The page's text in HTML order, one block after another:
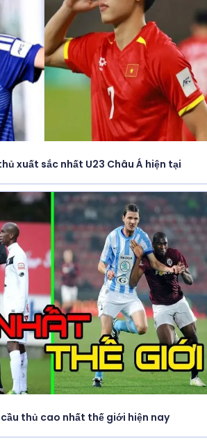
xuất sắc nhất U23 Châu Á hiện tại
thủ cao nhất thế giới hiện nay